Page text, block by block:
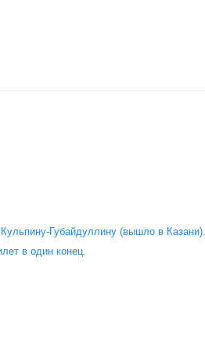
Губайдуллину (вышло в Казани).
в один конец.